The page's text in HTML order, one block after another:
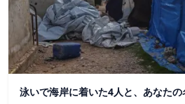
泳いで海岸に着いた4人と、あなた